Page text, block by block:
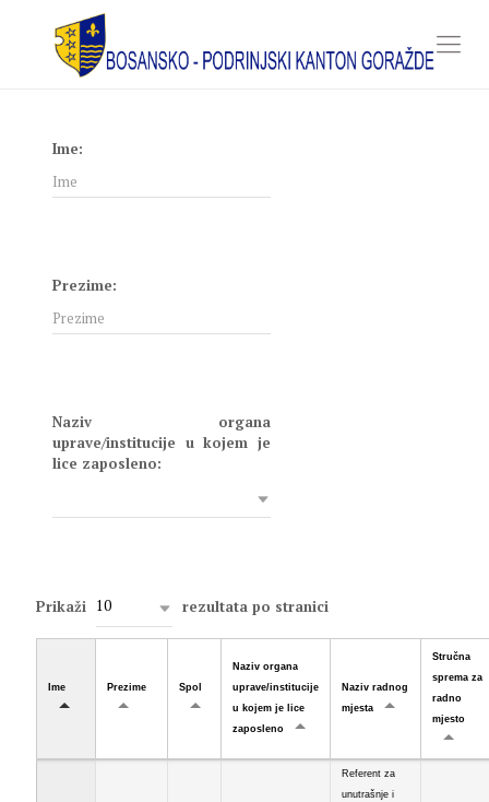
Ime:
Prezime:
Naziv organa
uprave/institucije u kojem je
lice zaposleno:
Prikaži 10 rezultata po stranici
Ime Prezime Spol
Naziv organa
uprave/institucije
u kojem je lice
zaposleno
Naziv radnog
mjesta
Stručna
sprema za
radno
mjesto
Referent za
unutrašnje i